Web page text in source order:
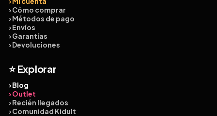
› Cómo comprar
› Métodos de pago
› Envíos
› Garantías
› Devoluciones
⭐ Explorar
› Blog
› Outlet
› Recién llegados
› Comunidad Kidult